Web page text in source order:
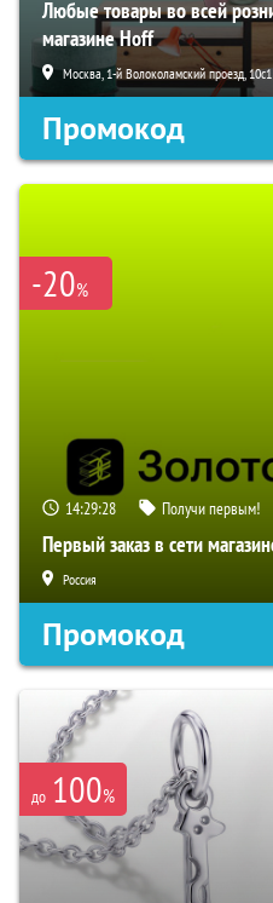
Любые товары во всей
магазине Hoff
Москва, 1-й Волоколамский проезд, 10с1
Промокод
-20%
14:29:27 Получи первым!
Первый заказ в сети
Россия
Промокод
до 100%